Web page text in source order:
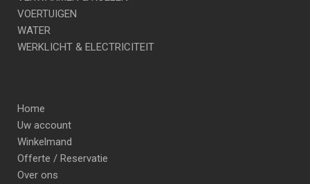
VOERTUIGEN
WATER
WERKLICHT & ELECTRICITEIT
Home
Uw account
Winkelmand
Offerte / Reservatie
Over ons